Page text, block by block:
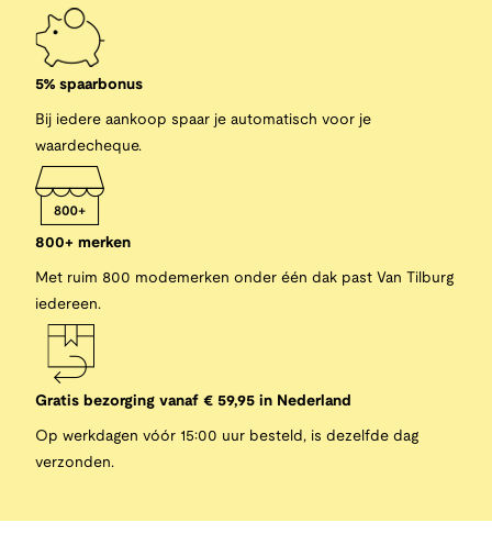
5% spaarbonus
Bij iedere aankoop spaar je automatisch voor je
waardecheque.
800+ merken
Met ruim 800 modemerken onder één dak past Van Tilburg
iedereen.
Gratis bezorging vanaf € 59,95 in Nederland
Op werkdagen vóór 15:00 uur besteld, is dezelfde dag
verzonden.